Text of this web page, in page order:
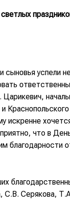
сыновья успели
искренне
что в
благодарности
Серякова,